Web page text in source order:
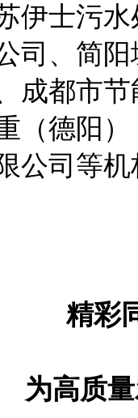
“全国
，不仅
情，同
业机构
天气一
伊士污
成都市